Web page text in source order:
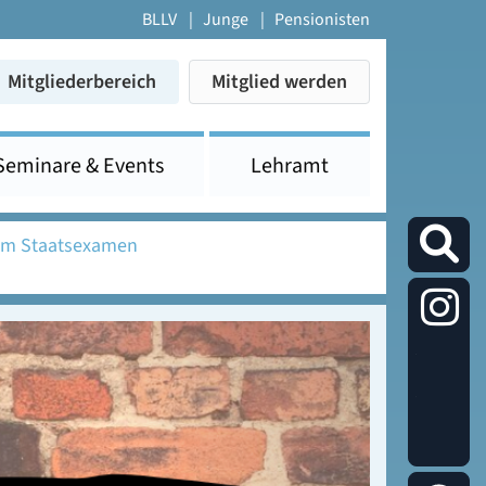
Die
BLLV Junge Pensionisten
Mitgliederbereich Mitglied werden
& Events Lehramt
Staatsexamen